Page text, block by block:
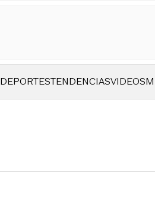
DEPORTESTENDENCIASVIDEOS